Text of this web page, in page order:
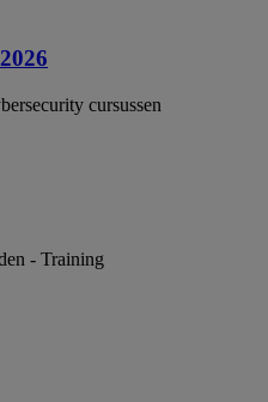
cursussen
- Training